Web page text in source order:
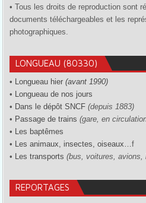
• Tous les droits de reproduction sont
documents téléchargeables et les
photographiques.
LONGUEAU (80330)
• Longueau hier (avant 1990)
• Longueau de nos jours
• Dans le dépôt SNCF (depuis 1883)
• Passage de trains (gare, en
• Les baptêmes
• Les animaux, insectes, oiseaux…f
• Les transports (bus, voitures, avions,
REPORTAGES